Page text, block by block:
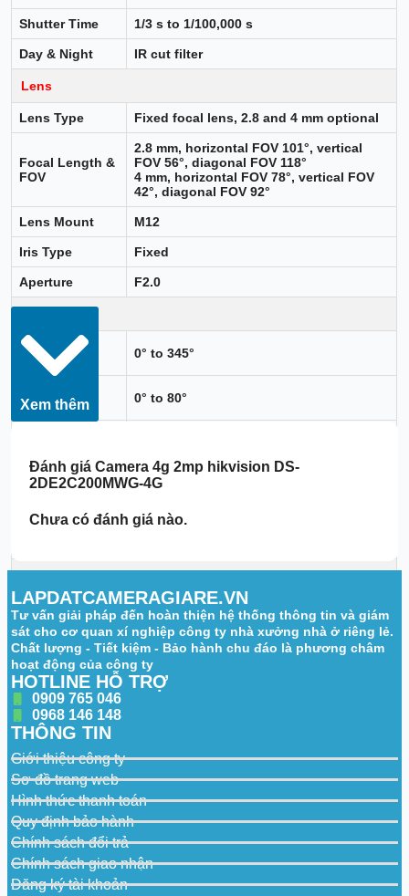
Shutter Time 1/3 s to 1/100,000 s
Day & Night IR cut filter
Lens
Lens Type Fixed focal lens, 2.8 and 4 mm optional
Focal Length &
FOV
2.8 mm, horizontal FOV 101°, vertical
FOV 56°, diagonal FOV 118°
4 mm, horizontal FOV 78°, vertical FOV
42°, diagonal FOV 92°
Lens Mount M12
Iris Type Fixed
Aperture F2.0
Movement
Range (Pan)
0° to 345°
Range (Tilt)
0° to 80°
Tilt Speed Up to 20°/s
2.8 mm, D: 45 m, O: 18 m, R: 9 m, I: 4 m
Supplement
Light Type
IR,White Light
Supplement
Light Range
Up to 30 m
Smart
Supplement
Light
IR Wavelength 850 nm
Video
Main Stream
50 Hz: 25 fps (1920 × 1080, 1280 × 720)
Sub-Stream
50 Hz: 25 fps (768 x 432)
Xem thêm
Đánh giáCamera 4g 2mp hikvision DS-
2DE2C200MWG-4G
Chưa có đánh giá nào.
LAPDATCAMERAGIARE.VN
Tư vấn giải pháp đến hoàn thiện hệ thống thông tin và giám
sát cho cơ quan xí nghiệp công ty nhà xưởng nhà ở riêng lẻ.
Chất lượng - Tiết kiệm - Bảo hành chu đáo là phương châm
hoạt động của công ty
HOTLINE HỖ TRỢ
0909 765 046
0968 146 148
THÔNG TIN
Giới thiệu công ty
Sơ đồ trang web
Hình thức thanh toán
Quy định bảo hành
Chính sách đổi trả
Chính sách giao nhận
Đăng ký tài khoản